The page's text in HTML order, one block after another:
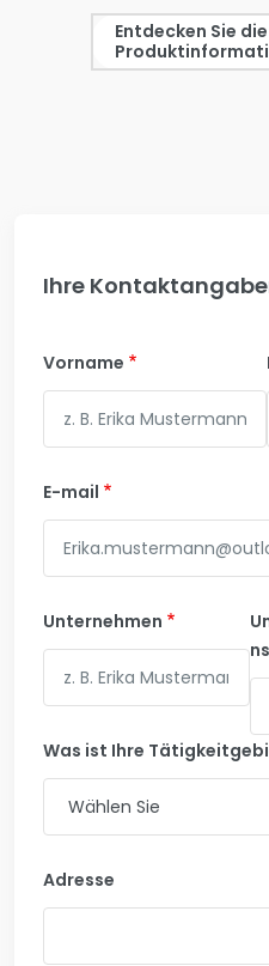
Entdecken Sie die
Ihre
Vorname
E-mail
Unternehmen
Was ist Ihre
Adresse